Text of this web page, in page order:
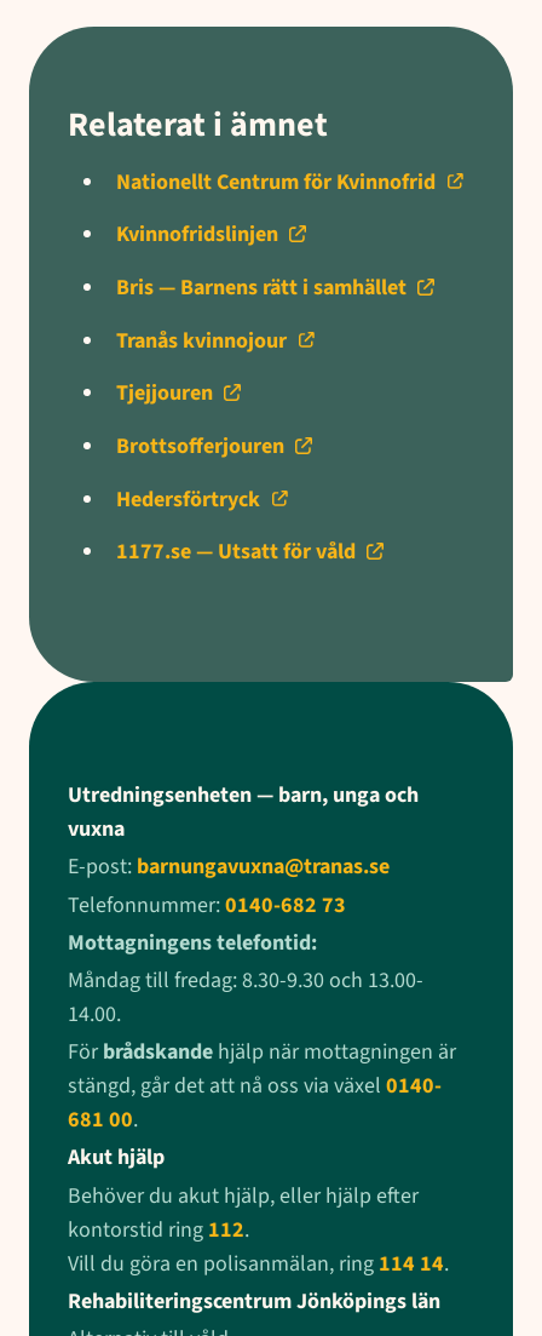
Relaterat i ämnet
Nationellt Centrum för Kvinnofrid
Kvinnofridslinjen
Bris — Barnens rätt i samhället
Tranås kvinnojour
Tjejjouren
Brottsofferjouren
Hedersförtryck
1177.se — Utsatt för våld
Utredningsenheten — barn, unga och
vuxna
E-post: barnungavuxna@tranas.se
Telefonnummer:0140-682 73
Mottagningens telefontid:
Måndag till fredag: 8.30-9.30 och 13.00-
14.00.
Förbrådskande hjälp när mottagningen är
stängd, går det att nå oss via växel 0140-
681 00.
Akut hjälp
Behöver du akut hjälp, eller hjälp efter
kontorstid ring 112.
Vill du göra en polisanmälan, ring 114 14.
Rehabiliteringscentrum Jönköpings län